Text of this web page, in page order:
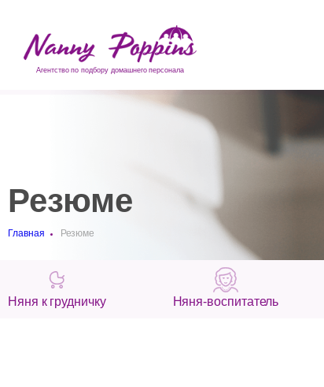
Агентство по подбору домашнего персонала
Резюме
Главная Резюме
Няня к грудничку Няня-воспитатель